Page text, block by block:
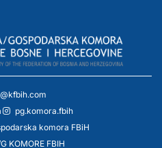
pg.komora.fbih
komora FBiH
KOMORE FBIH